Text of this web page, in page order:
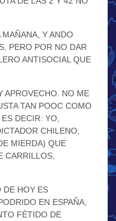
Y ANDO
PERO POR NO DAR
ANTISOCIAL QUE
APROVECHO. NO ME
TAN POOC COMO
DECIR: YO,
CHILENO,
MIERDA) QUE
CARRILLOS,
DE HOY ES
EN ESPAÑA,
FÉTIDO DE